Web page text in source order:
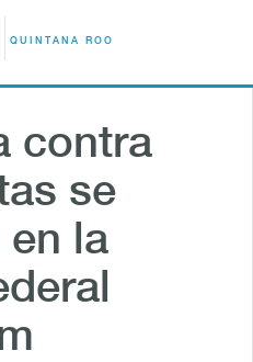
QUINTANA ROO
contra
se
en la